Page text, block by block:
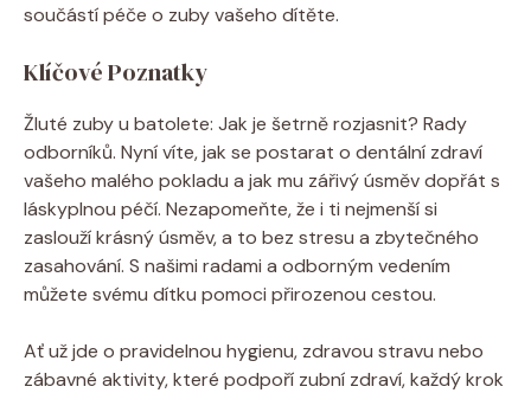
součástí péče o zuby vašeho dítěte.
Klíčové Poznatky
Žluté zuby u batolete: Jak je šetrně rozjasnit? Rady
odborníků. Nyní víte, jak se postarat o dentální zdraví
vašeho malého pokladu a jak mu zářivý úsměv dopřát s
láskyplnou péčí. Nezapomeňte, že i ti nejmenší si
zaslouží krásný úsměv, a to bez stresu a zbytečného
zasahování. S našimi radami a odborným vedením
můžete svému dítku pomoci přirozenou cestou.
Ať už jde o pravidelnou hygienu, zdravou stravu nebo
zábavné aktivity, které podpoří zubní zdraví, každý krok